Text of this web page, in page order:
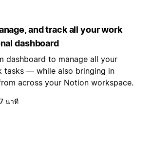
and track all your work
dashboard
dashboard to manage all your
tasks — while also bringing in
across your Notion workspace.
นาที